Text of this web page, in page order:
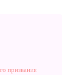
призвания